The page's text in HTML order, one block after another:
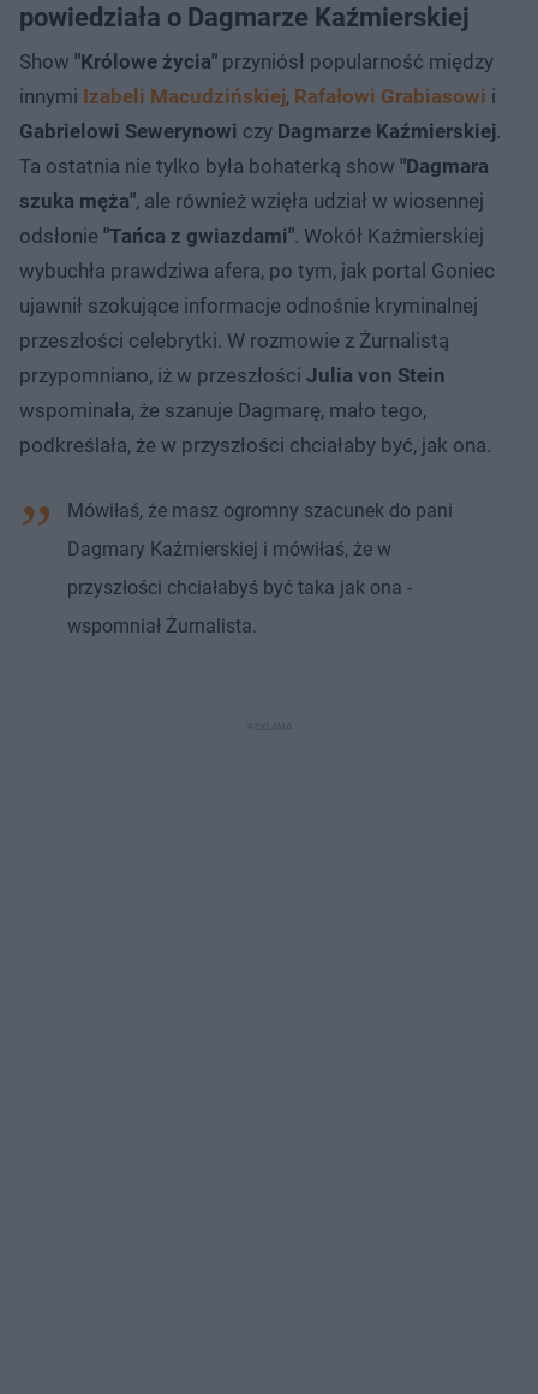
powiedziała o Dagmarze Kaźmierskiej
Show "Królowe życia" przyniósł popularność między
innymi Izabeli Macudzińskiej, Rafałowi Grabiasowi i
Gabrielowi Sewerynowi czy Dagmarze Kaźmierskiej.
Ta ostatnia nie tylko była bohaterką show "Dagmara
szuka męża", ale również wzięła udział w wiosennej
odsłonie "Tańca z gwiazdami". Wokół Kaźmierskiej
wybuchła prawdziwa afera, po tym, jak portal Goniec
ujawnił szokujące informacje odnośnie kryminalnej
przeszłości celebrytki. W rozmowie z Żurnalistą
przypomniano, iż w przeszłości Julia von Stein
wspominała, że szanuje Dagmarę, mało tego,
podkreślała, że w przyszłości chciałaby być, jak ona.
Mówiłaś, że masz ogromny szacunek do pani
Dagmary Kaźmierskiej i mówiłaś, że w
przyszłości chciałabyś być taka jak ona -
wspomniał Żurnalista.